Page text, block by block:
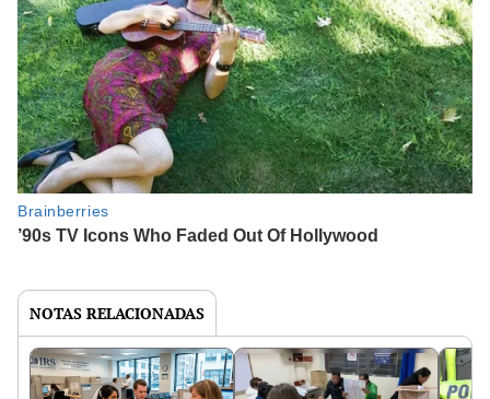
NOTAS RELACIONADAS